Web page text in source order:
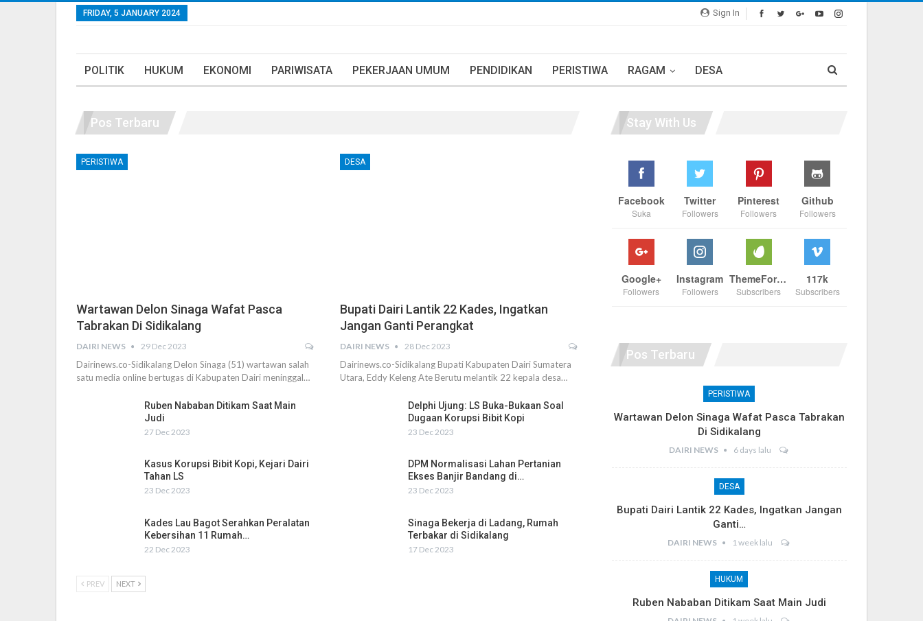
Sign In
FRIDAY, 5 JANUARY 2024
POLITIK HUKUM EKONOMI PARIWISATA PEKERJAAN UMUM PENDIDIKAN PERISTIWA RAGAM DESA
Pos Terbaru
PERISTIWA
Wartawan Delon Sinaga Wafat Pasca
Tabrakan Di Sidikalang
DAIRI NEWS 29 Dec 2023
Dairinews.co-Sidikalang Delon Sinaga (51) wartawan salah
satu media online bertugas di Kabupaten Dairi meninggal…
DESA
Bupati Dairi Lantik 22 Kades, Ingatkan
Jangan Ganti Perangkat
DAIRI NEWS 28 Dec 2023
Dairinews.co-Sidikalang Bupati Kabupaten Dairi Sumatera
Utara, Eddy Keleng Ate Berutu melantik 22 kepala desa…
Ruben Nababan Ditikam Saat Main
Judi
27 Dec 2023
Delphi Ujung: LS Buka-Bukaan Soal
Dugaan Korupsi Bibit Kopi
23 Dec 2023
Kasus Korupsi Bibit Kopi, Kejari Dairi
Tahan LS
23 Dec 2023
DPM Normalisasi Lahan Pertanian
Ekses Banjir Bandang di…
23 Dec 2023
Kades Lau Bagot Serahkan Peralatan
Kebersihan 11 Rumah…
22 Dec 2023
Sinaga Bekerja di Ladang, Rumah
Terbakar di Sidikalang
17 Dec 2023
PREV NEXT
Stay With Us
Facebook
Suka
Twitter
Followers
Pinterest
Followers
Github
Followers
Google+
Followers
Instagram
Followers
ThemeForest
Subscribers
117k
Subscribers
Pos Terbaru
PERISTIWA
Wartawan Delon Sinaga Wafat Pasca Tabrakan
Di Sidikalang
DAIRI NEWS 6 days lalu
DESA
Bupati Dairi Lantik 22 Kades, Ingatkan Jangan
Ganti…
DAIRI NEWS 1 week lalu
HUKUM
Ruben Nababan Ditikam Saat Main Judi